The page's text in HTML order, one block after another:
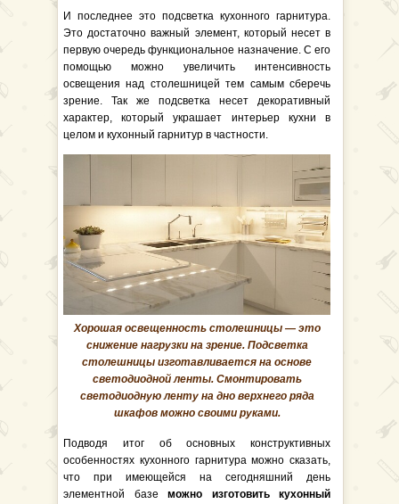
И последнее это подсветка кухонного гарнитура.
Это достаточно важный элемент, который несет в
первую очередь функциональное назначение. С его
помощью можно увеличить интенсивность
освещения над столешницей тем самым сберечь
зрение. Так же подсветка несет декоративный
характер, который украшает интерьер кухни в
целом и кухонный гарнитур в частности.
Хорошая освещенность столешницы — это
снижение нагрузки на зрение. Подсветка
столешницы изготавливается на основе
светодиодной ленты. Смонтировать
светодиодную ленту на дно верхнего ряда
шкафов можно своими руками.
Подводя итог об основных конструктивных
особенностях кухонного гарнитура можно сказать,
что при имеющейся на сегодняшний день
элементной базе можно изготовить кухонный